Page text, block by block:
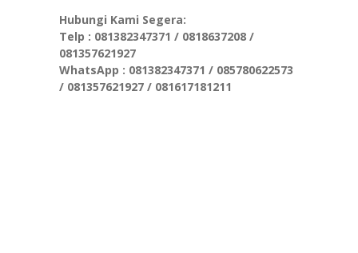
Hubungi Kami Segera:
Telp : 081382347371 / 0818637208 /
081357621927
WhatsApp : 081382347371 / 085780622573
/ 081357621927 / 081617181211